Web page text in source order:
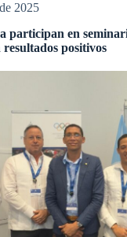
2025
participan en
positivos